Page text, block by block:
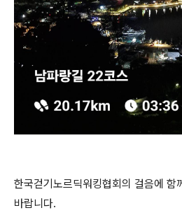
한국걷기노르딕워킹협회의 걸음에 함
바랍니다.